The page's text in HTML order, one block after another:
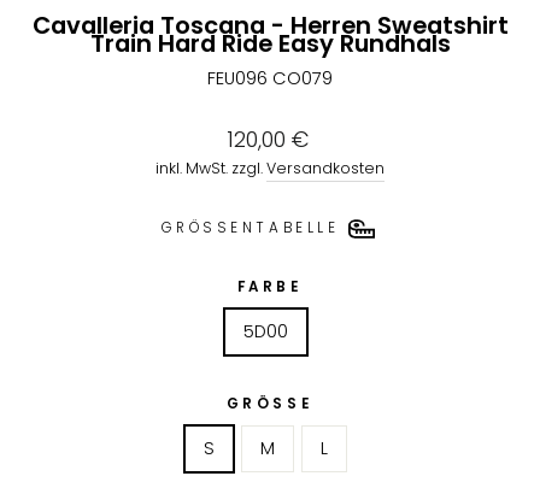
Cavalleria Toscana - Herren Sweatshirt
Train Hard Ride Easy Rundhals
FEU096 CO079
Normaler
Preis
120,00 €
inkl. MwSt. zzgl.Versandkosten
GRÖSSENTABELLE
FARBE
5D00
GRÖSSE
S M L